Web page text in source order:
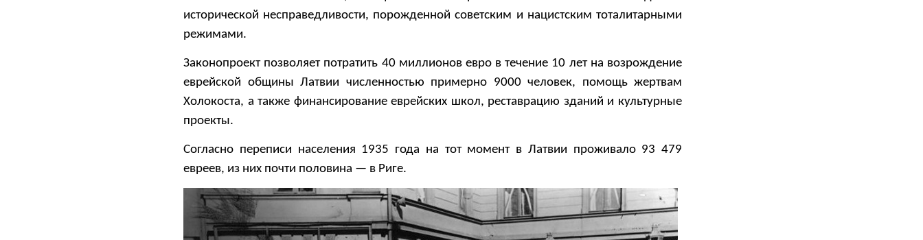
исторической несправедливости, порожденной советским и нацистским тоталитарными
режимами.
Законопроект позволяет потратить 40 миллионов евро в течение 10 лет на возрождение
еврейской общины Латвии численностью примерно 9000 человек, помощь жертвам
Холокоста, а также финансирование еврейских школ, реставрацию зданий и культурные
проекты.
Согласно переписи населения 1935 года на тот момент в Латвии проживало 93 479
евреев, из них почти половина — в Риге.